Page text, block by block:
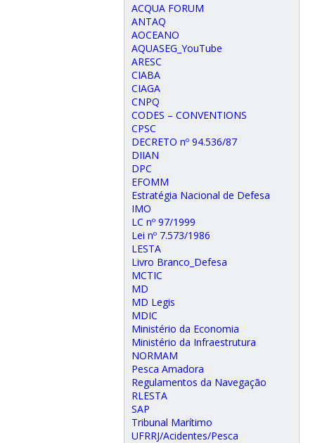
ACQUA FORUM
ANTAQ
AOCEANO
AQUASEG_YouTube
ARESC
CIABA
CIAGA
CNPQ
CODES – CONVENTIONS
CPSC
DECRETO nº 94.536/87
DIIAN
DPC
EFOMM
Estratégia Nacional de Defesa
IMO
LC nº 97/1999
Lei nº 7.573/1986
LESTA
Livro Branco_Defesa
MCTIC
MD
MD Legis
MDIC
Ministério da Economia
Ministério da Infraestrutura
NORMAM
Pesca Amadora
Regulamentos da Navegação
RLESTA
SAP
Tribunal Marítimo
UFRRJ/Acidentes/Pesca